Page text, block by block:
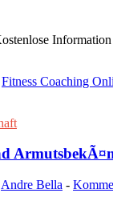
Information
Fitness Coaching
Andre Bella -